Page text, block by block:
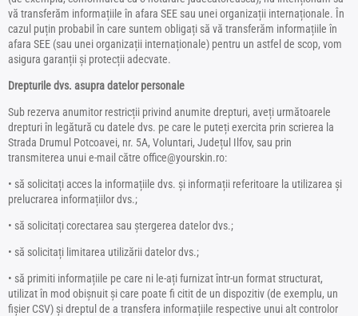
vă transferăm informațiile în afara SEE sau unei organizații internaționale. În
cazul puțin probabil în care suntem obligați să vă transferăm informațiile în
afara SEE (sau unei organizații internaționale) pentru un astfel de scop, vom
asigura garanții și protecții adecvate.
Drepturile dvs. asupra datelor personale
Sub rezerva anumitor restricții privind anumite drepturi, aveți următoarele
drepturi în legătură cu datele dvs. pe care le puteți exercita prin scrierea la
Strada Drumul Potcoavei, nr. 5A, Voluntari, Județul Ilfov, sau prin
transmiterea unui e-mail către office@yourskin.ro:
• să solicitați acces la informațiile dvs. și informații referitoare la utilizarea și
prelucrarea informațiilor dvs.;
• să solicitați corectarea sau ștergerea datelor dvs.;
• să solicitați limitarea utilizării datelor dvs.;
• să primiti informațiile pe care ni le-ați furnizat într-un format structurat,
utilizat în mod obișnuit și care poate fi citit de un dispozitiv (de exemplu, un
fișier CSV) și dreptul de a transfera informațiile respective unui alt controlor